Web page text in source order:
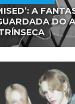
A
DO